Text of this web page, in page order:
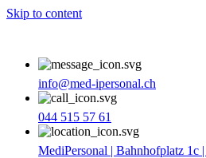
Skip to content
info@med-ipersonal.ch
044 515 57 61
MediPersonal | Bahnhofplatz 1c